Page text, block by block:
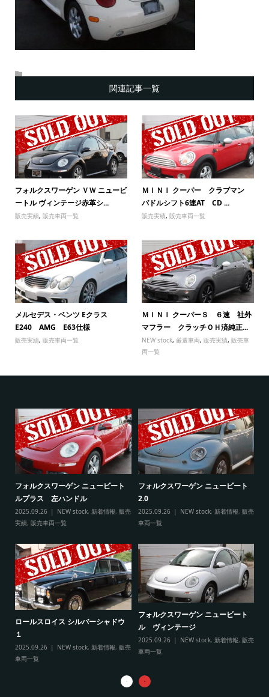
関連記事一覧
フォルクスワーゲン ＶＷ ニュービ
ートル ヴィンテージ赤革シ...
販売実績, 販売車両一覧
ＭＩＮＩ クーパー クラブマン
パドルシフト6速AT CD ...
販売実績,販売車両一覧
メルセデス・ベンツ Eクラス
E240 AMG E63仕様
販売実績, 販売車両一覧
ＭＩＮＩ クーパーＳ ６速 社外
マフラー クラッチＯＨ済純正...
NEW stock, 厳選車両,販売実績,販売車
両一覧
フォルクスワーゲン ニュービート
ルプラス 左ハンドル
2025.09.26 NEW stock, 新着情報, 販売
実績, 販売車両一覧
フォルクスワーゲン ニュービート
2.0
2025.09.26 NEW stock, 新着情報, 販売
車両一覧
ロールスロイス シルバーシャドウ
１
2025.09.26 NEW stock, 新着情報, 販売
車両一覧
フォルクスワーゲン ニュービート
ル ヴィンテージ
2025.09.26 NEW stock, 新着情報, 販売
車両一覧